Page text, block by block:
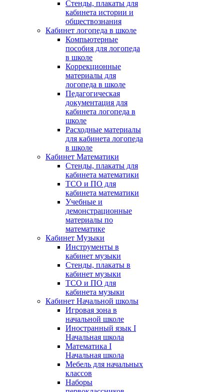
Стенды, плакаты для
кабинета истории и
обществознания
Кабинет логопеда в школе
Компьютерные
пособия для логопеда
в школе
Коррекционные
материалы для
логопеда в школе
Педагогическая
документация для
кабинета логопеда в
школе
Расходные материалы
для кабинета логопеда
в школе
Кабинет Математики
Стенды, плакаты для
кабинета математики
ТСО и ПО для
кабинета математики
Учебные и
демонстрационные
материалы по
математике
Кабинет Музыки
Инструменты в
кабинет музыки
Стенды, плакаты в
кабинет музыки
ТСО и ПО для
кабинета музыки
Кабинет Начальной школы
Игровая зона в
начальной школе
Иностранный язык I
Начальная школа
Математика I
Начальная школа
Мебель для начальных
классов
Наборы